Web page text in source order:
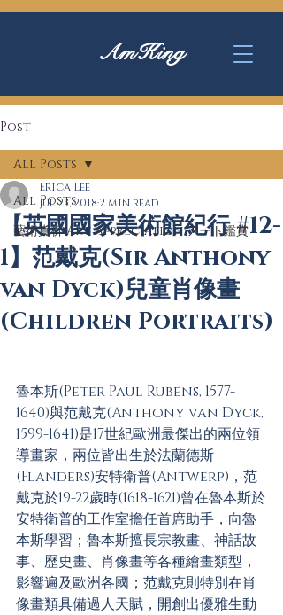
AmKing
Post
All Posts
藝術賞析 Art Appreciation アート鑑賞
All Posts
【英國國家美術館紀行 #12-
1】范戴克(Sir Anthony
van Dyck)兒童肖像畫
(Children Portraits)
Erica Lee
Jul 23, 2018 2 min read
魯本斯(Peter Paul Rubens, 1577-
1640)與范戴克(Anthony van Dyck,
1599-1641)是17世紀歐洲最傑出的兩位領
導畫家，兩位皆出生於法蘭德斯
(Flanders)安特衛普(Antwerp)，范
戴克於19-22歲時(1618-1621)曾在魯本斯於
安特衛普的工作室擔任首席助手，向魯
本斯學習；魯本斯擅長宗教畫、神話故
事、歷史畫、肖像畫等各種繪畫類型，
影響遍及歐洲各國；范戴克則特別在肖
像畫類具備過人天賦，開創出優雅生動